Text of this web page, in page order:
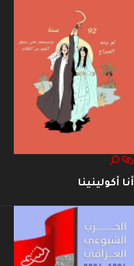
أنا أكولينينا